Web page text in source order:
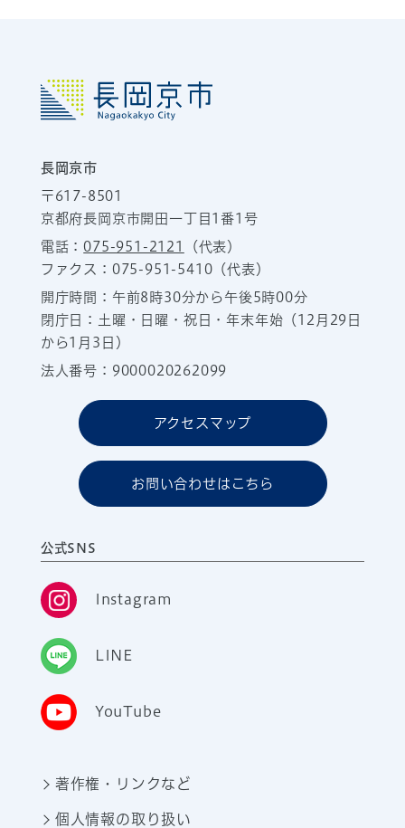
長岡京市
〒617-8501
京都府長岡京市開田一丁目1番1号
電話：075-951-2121
（代表）
ファクス：075-951-5410（代表）
開庁時間：午前8時30分から午後5時00分
閉庁日：土曜・日曜・祝日・年末年始（12月29日
から1月3日）
法人番号：9000020262099
アクセスマップ
お問い合わせはこちら
公式SNS
Instagram
LINE
YouTube
著作権・リンクなど
個人情報の取り扱い